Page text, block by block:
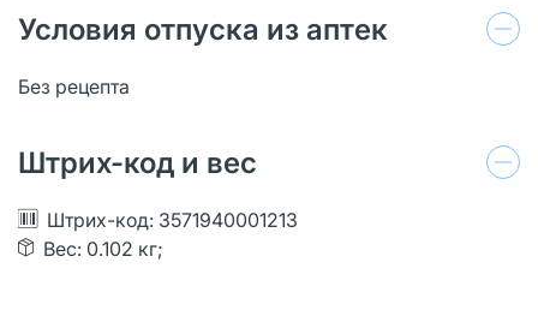
Условия отпуска из аптек
Без рецепта
Штрих-код и вес
Штрих-код: 3571940001213
Вес: 0.102 кг;